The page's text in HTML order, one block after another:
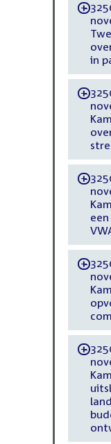
-
in
-
-
-
-